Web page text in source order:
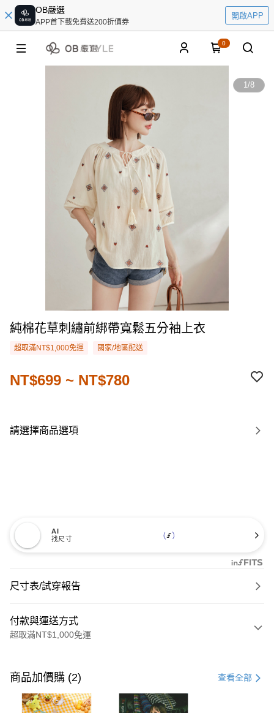
OB嚴選
APP首下載免費送200折價券
開啟APP
0
1/8
純棉花草刺繡前綁帶寬鬆五分袖上衣
超取滿NT$1,000免運 國家/地區配送
NT$699 ~ NT$780
請選擇商品選項
AI
找尺寸
尺寸表/試穿報告
付款與運送方式
超取滿NT$1,000免運
信用卡一次付款
購物金
商品加價購 (2) 查看全部